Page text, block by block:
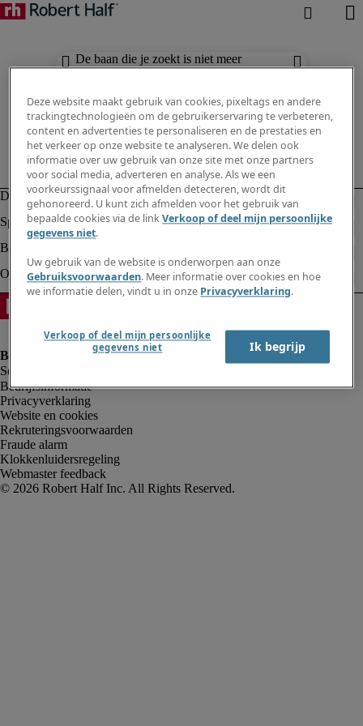
De baan die je zoekt is niet meer
beschikbaar. Zie vergelijkbare resultaten
Bedrijfsinformatie
Privacyverklaring
Website en cookies
Rekruteringsvoorwaarden
Fraude alarm
Klokkenluidersregeling
Webmaster feedback
Deze website maakt gebruik van cookies, pixeltags en andere
trackingtechnologieën om de gebruikerservaring te verbeteren,
content en advertenties te personaliseren en de prestaties en
het verkeer op onze website te analyseren. We delen ook
informatie over uw gebruik van onze site met onze partners
voor social media, adverteren en analyse. Als we een
voorkeurssignaal voor afmelden detecteren, wordt dit
gehonoreerd. U kunt zich afmelden voor het gebruik van
bepaalde cookies via de linkVerkoop of deel mijn persoonlijke
gegevens niet.
Uw gebruik van de website is onderworpen aan onze
Gebruiksvoorwaarden. Meer informatie over cookies en hoe
we informatie delen, vindt u in onze Privacyverklaring.
Verkoop of deel mijn persoonlijke
gegevens niet
Ik begrijp